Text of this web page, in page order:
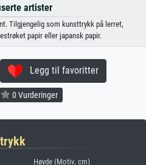
artister
Tilgjengelig som kunsttrykk på lerret,
papir eller japansk papir.
Legg til favoritter
0 Vurderinger
Høyde (Motiv, cm)